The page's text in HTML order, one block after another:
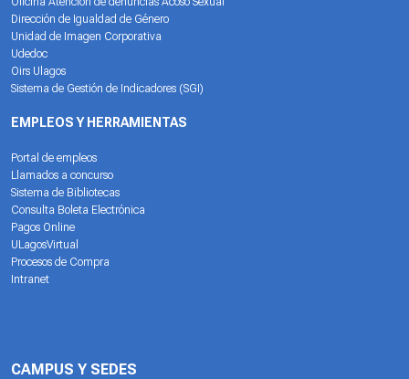
Dirección de Igualdad de Género
Unidad de Imagen Corporativa
Udedoc
Oirs Ulagos
Sistema de Gestión de Indicadores (SGI)
EMPLEOS Y HERRAMIENTAS
Portal de empleos
Llamados a concurso
Sistema de Bibliotecas
Consulta Boleta Electrónica
Pagos Online
ULagosVirtual
Procesos de Compra
Intranet
CAMPUS Y SEDES